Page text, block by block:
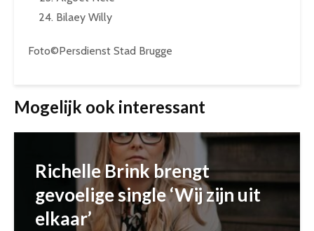
Bilaey Willy
Foto©Persdienst Stad Brugge
Mogelijk ook interessant
Richelle Brink brengt
gevoelige single ‘Wij zijn uit
elkaar’